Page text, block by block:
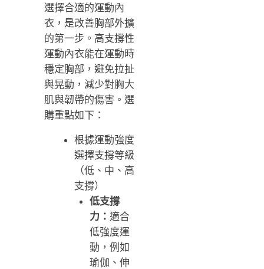
選擇合適的運動內
衣，是改善胸部外擴
的第一步。高支撐性
運動內衣能在運動時
穩定胸部，避免拉扯
與晃動，減少對胸大
肌與韌帶的傷害。選
購重點如下：
根據運動強度
選擇支撐等級
（低、中、高
支撐）
低支撐
力： 適合
低強度運
動，例如
瑜伽、伸